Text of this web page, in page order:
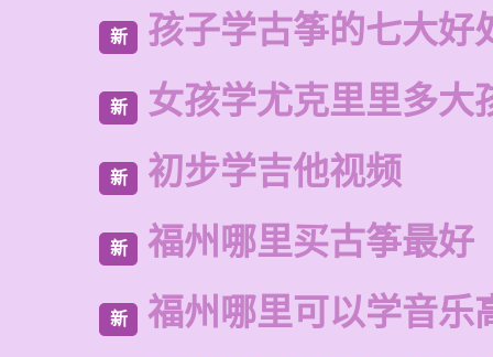
新 孩子学古筝的七大好
新 女孩学尤克里里多大
新 初步学吉他视频
新 福州哪里买古筝最好
新 福州哪里可以学音乐